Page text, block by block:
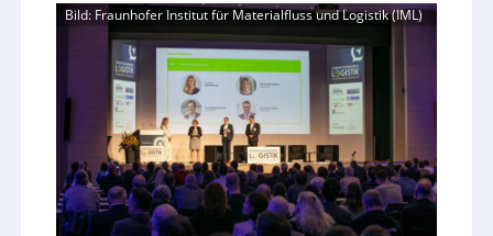
Bild: Fraunhofer Institut für Materialfluss und Logistik (IML)